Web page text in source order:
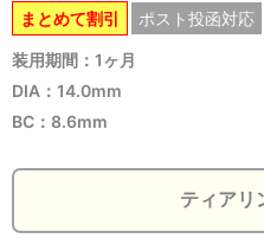
まとめて割引 ポスト投函対応
装用期間：1ヶ月
DIA：14.0mm
BC：8.6mm